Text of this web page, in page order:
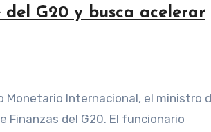
G20 y busca acelerar
Finanzas del G20. El funcionario